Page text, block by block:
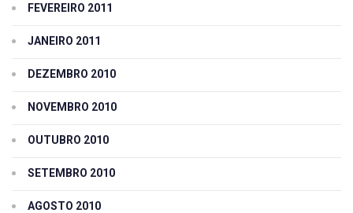
FEVEREIRO 2011
JANEIRO 2011
DEZEMBRO 2010
NOVEMBRO 2010
OUTUBRO 2010
SETEMBRO 2010
AGOSTO 2010